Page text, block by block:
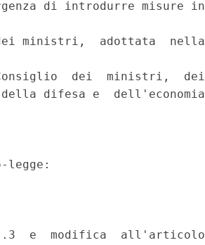
di introdurre misure in
ministri,  adottata  nella
dei  ministri,  dei
difesa e  dell'economia
legge:
e  modifica  all'articolo